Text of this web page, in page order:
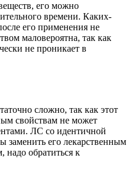
его можно
времени. Каких-
его применения не
маловероятна, так как
не проникает в
сложно, так как этот
свойствам не может
ЛС со идентичной
заменить его лекарственным
надо обратиться к